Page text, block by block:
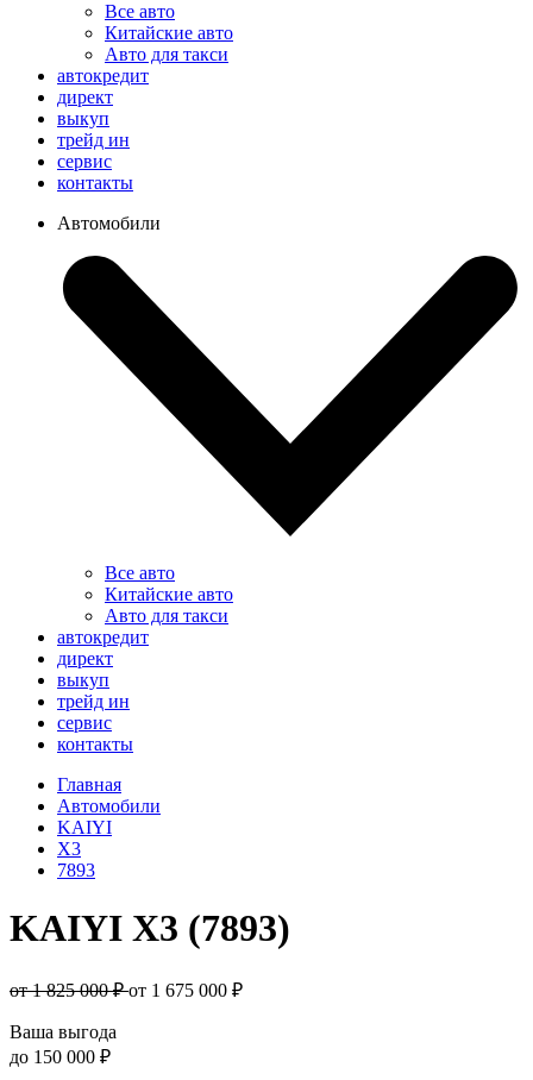
Все авто
Китайские авто
Авто для такси
автокредит
директ
выкуп
трейд ин
сервис
контакты
Автомобили
Все авто
Китайские авто
Авто для такси
автокредит
директ
выкуп
трейд ин
сервис
контакты
Главная
Автомобили
KAIYI
X3
7893
KAIYI X3 (7893)
от 1 825 000 ₽от 1 675 000 ₽
Ваша выгода
до 150 000 ₽